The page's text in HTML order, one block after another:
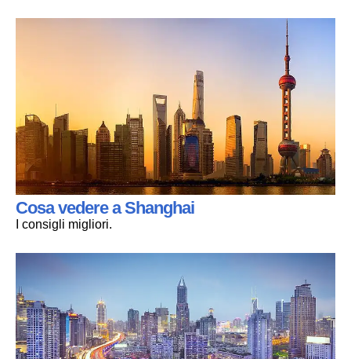
Cosa vedere a Shanghai
I consigli migliori.